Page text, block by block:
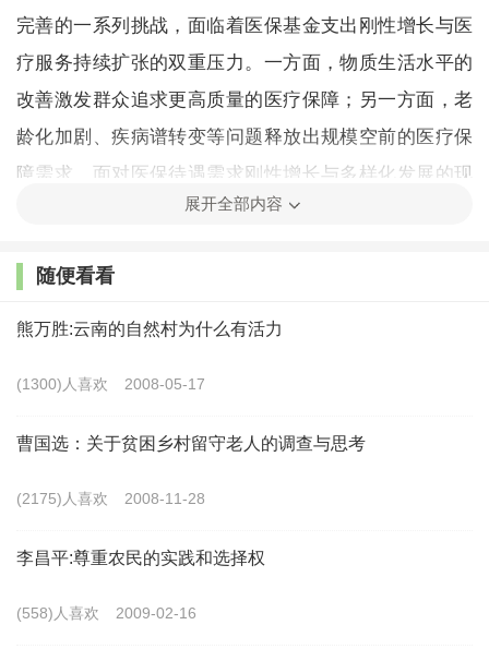
完善的一系列挑战，面临着医保基金支出刚性增长与医
疗服务持续扩张的双重压力。一方面，物质生活水平的
改善激发群众追求更高质量的医疗保障；另一方面，老
龄化加剧、疾病谱转变等问题释放出规模空前的医疗保
障需求。面对医保待遇需求刚性增长与多样化发展的现
实趋势，医疗费用的上涨速度远超经济增长速度。医疗
人民群众的负担，影响全民健康目标的实现。此外，原
建档立卡贫困户与非贫困户间的医疗报销待遇差距较
和内容的繁琐叠加、实施过程中的资源浪费，部分地区
还存在医疗保障结构不合理问题，有碍于医保制度公平
衔接的过渡期的阶段目标，特别是全面建设社会主义现
展开全部内容
随便看看
熊万胜:云南的自然村为什么有活力
(1300)人喜欢 2008-05-17
曹国选：关于贫困乡村留守老人的调查与思考
(2175)人喜欢 2008-11-28
李昌平:尊重农民的实践和选择权
(558)人喜欢 2009-02-16